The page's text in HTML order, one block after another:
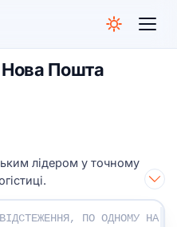
Пошта
лідером у точному